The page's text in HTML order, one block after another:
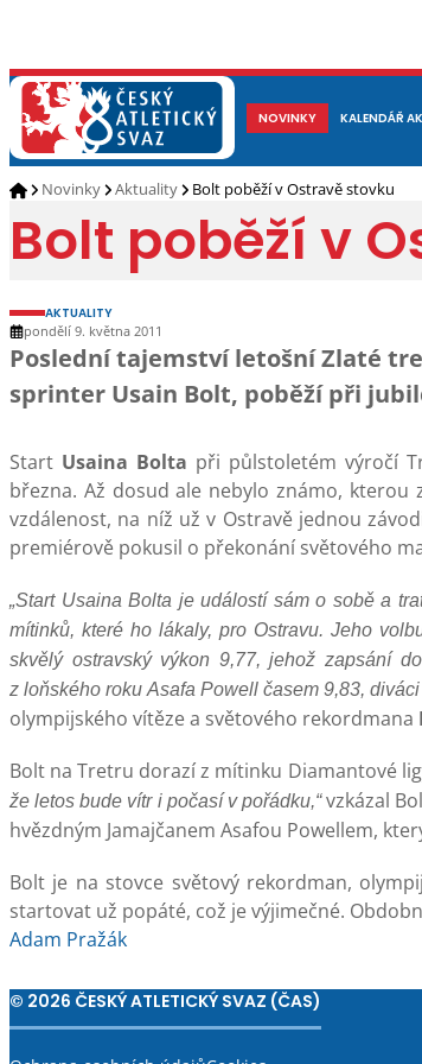
NOVINKY KALENDÁŘ
O NÁS ČLENOVÉ
Novinky Aktuality Bolt poběží v Ostravě stovku
Bolt poběží v
AKTUALITY
pondělí 9. května 2011
Poslední tajemství letošní Zlaté
sprinter Usain Bolt, poběží při
Start Usaina Bolta při půlstoletém výročí
března. Až dosud ale nebylo známo,
vzdálenost, na níž už v Ostravě jednou
premiérově pokusil o překonání světového
„Start Usaina Bolta je událostí sám o sobě a
mítinků, které ho lákaly, pro Ostravu. Jeho
skvělý ostravský výkon 9,77, jehož zapsání
z loňského roku Asafa Powell časem 9,83,
olympijského vítěze a světového rekordmana
Bolt na Tretru dorazí z mítinku Diamantové
že letos bude vítr i počasí v pořádku,“vzkázal
hvězdným Jamajčanem Asafou Powellem,
Bolt je na stovce světový rekordman,
startovat už popáté, což je výjimečné.
Adam Pražák
© 2026 ČESKÝ ATLETICKÝ SVAZ (ČAS)